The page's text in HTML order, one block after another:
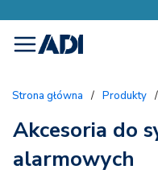
menu
Strona główna / Produkty /
Akcesoria do
alarmowych